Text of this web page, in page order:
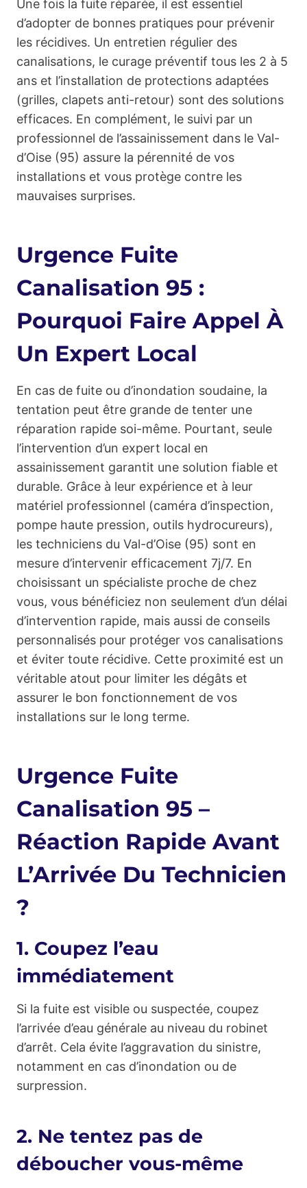
Une fois la fuite réparée, il est essentiel
d’adopter de bonnes pratiques pour prévenir
les récidives. Un entretien régulier des
canalisations, le curage préventif tous les 2 à 5
ans et l’installation de protections adaptées
(grilles, clapets anti-retour) sont des solutions
efficaces. En complément, le suivi par un
professionnel de l’assainissement dans le Val-
d’Oise (95) assure la pérennité de vos
installations et vous protège contre les
mauvaises surprises.
Urgence Fuite
Canalisation 95 :
Pourquoi Faire Appel À
Un Expert Local
En cas de fuite ou d’inondation soudaine, la
tentation peut être grande de tenter une
réparation rapide soi-même. Pourtant, seule
l’intervention d’un expert local en
assainissement garantit une solution fiable et
durable. Grâce à leur expérience et à leur
matériel professionnel (caméra d’inspection,
pompe haute pression, outils hydrocureurs),
les techniciens du Val-d’Oise (95) sont en
mesure d’intervenir efficacement 7j/7. En
choisissant un spécialiste proche de chez
vous, vous bénéficiez non seulement d’un délai
d’intervention rapide, mais aussi de conseils
personnalisés pour protéger vos canalisations
et éviter toute récidive. Cette proximité est un
véritable atout pour limiter les dégâts et
assurer le bon fonctionnement de vos
installations sur le long terme.
Urgence Fuite
Canalisation 95 –
Réaction Rapide Avant
L’Arrivée Du Technicien
?
1. Coupez l’eau
immédiatement
Si la fuite est visible ou suspectée, coupez
l’arrivée d’eau générale au niveau du robinet
d’arrêt. Cela évite l’aggravation du sinistre,
notamment en cas d’inondation ou de
surpression.
2. Ne tentez pas de
déboucher vous-même